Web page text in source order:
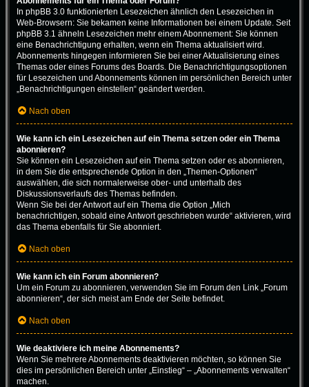
In phpBB 3.0 funktionierten Lesezeichen ähnlich den Lesezeichen in
Web-Browsern: Sie bekamen keine Informationen bei einem Update. Seit
phpBB 3.1 ähneln Lesezeichen mehr einem Abonnement: Sie können
eine Benachrichtigung erhalten, wenn ein Thema aktualisiert wird.
Abonnements hingegen informieren Sie bei einer Aktualisierung eines
Themas oder eines Forums des Boards. Die Benachrichtigungsoptionen
für Lesezeichen und Abonnements können im persönlichen Bereich unter
„Benachrichtigungen einstellen“ geändert werden.
Nach oben
Wie kann ich ein Lesezeichen auf ein Thema setzen oder ein Thema
abonnieren?
Sie können ein Lesezeichen auf ein Thema setzen oder es abonnieren,
in dem Sie die entsprechende Option in den „Themen-Optionen“
auswählen, die sich normalerweise ober- und unterhalb des
Diskussionsverlaufs des Themas befinden.
Wenn Sie bei der Antwort auf ein Thema die Option „Mich
benachrichtigen, sobald eine Antwort geschrieben wurde“ aktivieren, wird
das Thema ebenfalls für Sie abonniert.
Nach oben
Wie kann ich ein Forum abonnieren?
Um ein Forum zu abonnieren, verwenden Sie im Forum den Link „Forum
abonnieren“, der sich meist am Ende der Seite befindet.
Nach oben
Wie deaktiviere ich meine Abonnements?
Wenn Sie mehrere Abonnements deaktivieren möchten, so können Sie
dies im persönlichen Bereich unter „Einstieg“ – „Abonnements verwalten“
machen.